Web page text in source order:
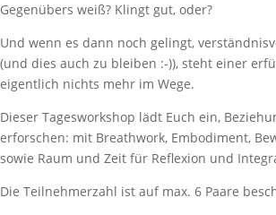
Gegenübers weiß? Klingt gut, oder?
Und wenn es dann noch gelingt,
(und dies auch zu bleiben :-)), steht einer
eigentlich nichts mehr im Wege.
Dieser Tagesworkshop lädt Euch ein,
erforschen: mit Breathwork, Embodiment,
sowie Raum und Zeit für Reflexion und
Die Teilnehmerzahl ist auf max. 6 Paare